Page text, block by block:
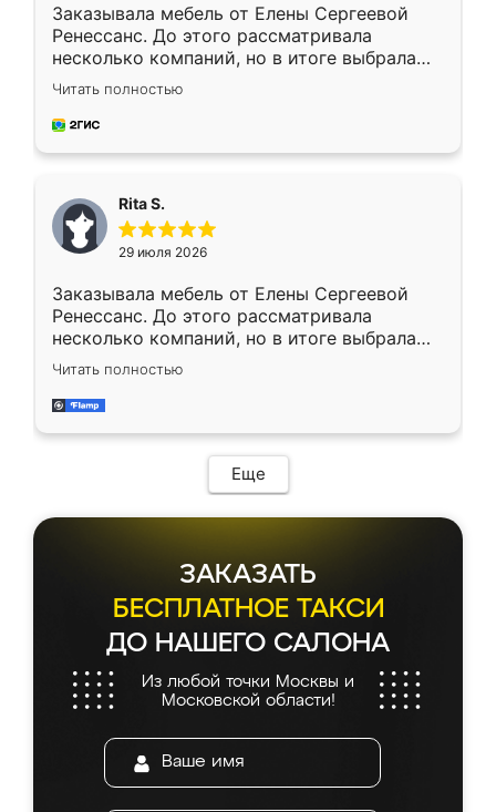
Заказывала мебель от Елены Сергеевой
Ренессанс. До этого рассматривала
несколько компаний, но в итоге выбрала
эту. Сначала обговорили условия, потом
приехал замерщик, всё спокойно объяснил
и снял размеры. Изготовили в срок, с
каких-либо доработок. Качеством осталась
довольна, все выглядит так, как и ожидала.
Читать полностью
Rita S.
29 июля 2026
Заказывала мебель от Елены Сергеевой
Ренессанс. До этого рассматривала
несколько компаний, но в итоге выбрала
эту. Сначала обговорили условия, потом
приехал замерщик, всё спокойно объяснил
и снял размеры. Изготовили в срок, с
мебель сразу встала на свое место без
каких-либо доработок. Качеством осталась
довольна, все выглядит так, как и ожидала.
Читать полностью
Еще
ЗАКАЗАТЬ
БЕСПЛАТНОЕ ТАКСИ
ДО НАШЕГО САЛОНА
Из любой точки Москвы и
Московской области!